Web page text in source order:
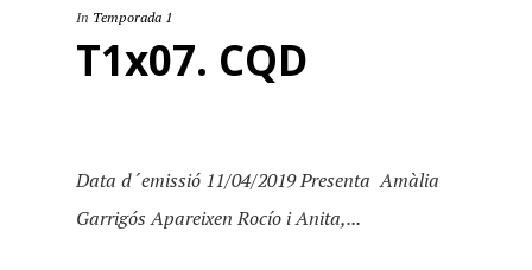
In Temporada 1
T1x07. CQD
Data d´emissió 11/04/2019 Presenta Amàlia
Garrigós Apareixen Rocío i Anita,...